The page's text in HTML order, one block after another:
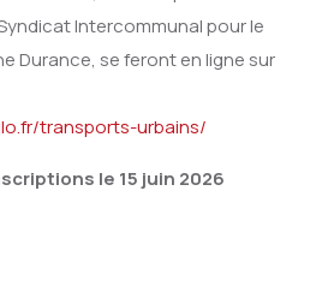
Intercommunal pour le
Durance, se feront en ligne sur
transports-urbains/
le 15 juin 2026